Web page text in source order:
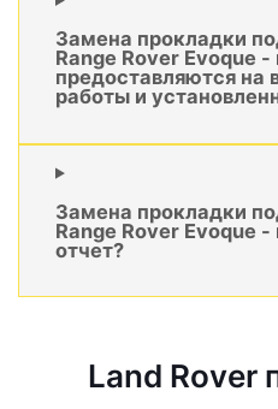
Замена прокладки
Range Rover Evoque -
предоставляются на
работы и
Замена прокладки
Range Rover Evoque
отчет?
Land Rover